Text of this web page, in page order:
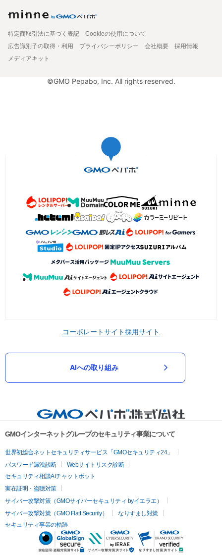
特定商取引法に基づく表記
Cookieの使用について
広告識別子の取得・利用
プライバシーポリシー 会社概要
採用情報
メディアキット
©GMO Pepabo, Inc. All rights reserved.
コーポレートサイト採用サイト
AIへの取り組み
GMOインターネットグループのセキュリティ事業について
世界初総合ネットセキュリティサービス「GMOセキュリティ24」
パスワード漏洩診断
Webサイトリスク診断
セキュリティ相談AIチャットボット
実在証明・盗聴対策
サイバー攻撃対策（GMOサイバーセキュリティ byイエラエ）
サイバー攻撃対策（GMO Flatt Security）
なりすまし対策
セキュリティ事業の軌跡